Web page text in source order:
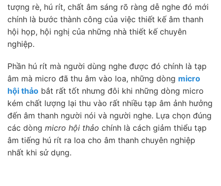
tượng rè, hú rít, chất âm sáng rõ ràng dễ nghe đó mới
chính là bước thành công của việc thiết kế âm thanh
hội họp, hội nghị của những nhà thiết kế chuyên
nghiệp.
Phần hú rít mà người dùng nghe được đó chính là tạp
âm mà micro đã thu âm vào loa, những dòng micro
hội thảo bắt rất tốt nhưng đôi khi những dòng micro
kém chất lượng lại thu vào rất nhiều tạp âm ảnh hưởng
đến âm thanh người nói và người nghe. Lựa chọn đúng
các dòng micro hội thảo chính là cách giảm thiểu tạp
âm tiếng hú rít ra loa cho âm thanh chuyên nghiệp
nhất khi sử dụng.